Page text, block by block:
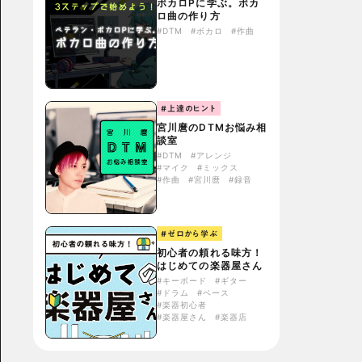
ボカロPに学ぶ。ボカ
ロ曲の作り方
#DTM #ボカロ #作曲
#上達のヒント
宮川麿のDTMお悩み相
談室
#DTM
#アレンジ
#マイク
#ミックス
#作曲
#宮川麿 #録音
#ゼロから学ぶ
初心者の頼れる味方！
はじめての楽器屋さん
#キーボード
#ギター
#ドラム
#ベース
#楽器初心者
#楽器屋さん
#楽器店